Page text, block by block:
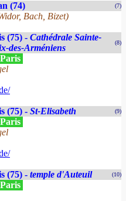
(74) (7)
Bach, Bizet)
(75) - Cathédrale Sainte-
des-Arméniens
(8)
(75) - St-Elisabeth (9)
(75) - temple d'Auteuil (10)